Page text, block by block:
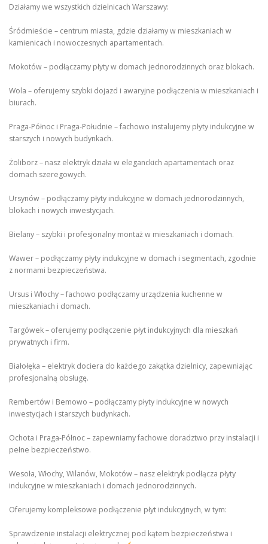
Działamy we wszystkich dzielnicach Warszawy:
Śródmieście – centrum miasta, gdzie działamy w mieszkaniach w
kamienicach i nowoczesnych apartamentach.
Mokotów – podłączamy płyty w domach jednorodzinnych oraz blokach.
Wola – oferujemy szybki dojazd i awaryjne podłączenia w mieszkaniach i
biurach.
Praga-Północ i Praga-Południe – fachowo instalujemy płyty indukcyjne w
starszych i nowych budynkach.
Żoliborz – nasz elektryk działa w eleganckich apartamentach oraz
domach szeregowych.
Ursynów – podłączamy płyty indukcyjne w domach jednorodzinnych,
blokach i nowych inwestycjach.
Bielany – szybki i profesjonalny montaż w mieszkaniach i domach.
Wawer – podłączamy płyty indukcyjne w domach i segmentach, zgodnie
z normami bezpieczeństwa.
Ursus i Włochy – fachowo podłączamy urządzenia kuchenne w
mieszkaniach i domach.
Targówek – oferujemy podłączenie płyt indukcyjnych dla mieszkań
prywatnych i firm.
Białołęka – elektryk dociera do każdego zakątka dzielnicy, zapewniając
profesjonalną obsługę.
Rembertów i Bemowo – podłączamy płyty indukcyjne w nowych
inwestycjach i starszych budynkach.
Ochota i Praga-Północ – zapewniamy fachowe doradztwo przy instalacji i
pełne bezpieczeństwo.
Wesoła, Włochy, Wilanów, Mokotów – nasz elektryk podłącza płyty
indukcyjne w mieszkaniach i domach jednorodzinnych.
Oferujemy kompleksowe podłączenie płyt indukcyjnych, w tym:
Sprawdzenie instalacji elektrycznej pod kątem bezpieczeństwa i